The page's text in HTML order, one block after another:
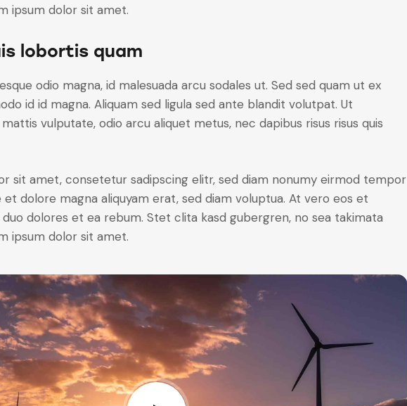
ipsum dolor sit amet.
lobortis quam
odio magna, id malesuada arcu sodales ut. Sed sed quam ut ex
id id magna. Aliquam sed ligula sed ante blandit volutpat. Ut
vulputate, odio arcu aliquet metus, nec dapibus risus risus quis
sit amet, consetetur sadipscing elitr, sed diam nonumy eirmod tempor
dolore magna aliquyam erat, sed diam voluptua. At vero eos et
dolores et ea rebum. Stet clita kasd gubergren, no sea takimata
ipsum dolor sit amet.